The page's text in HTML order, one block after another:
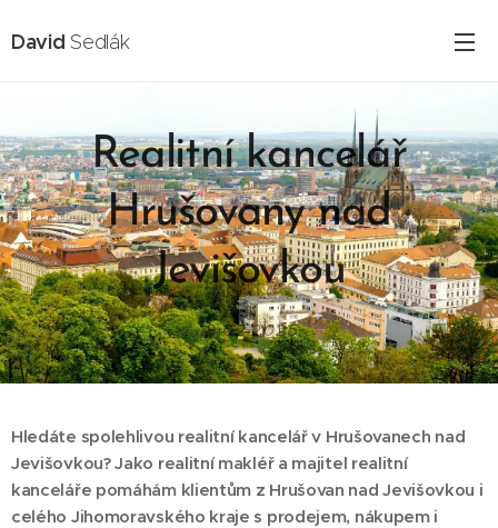
DavidSedlák
Realitní kancelář
Hrušovany nad
Jevišovkou
18.02.2025
Hledáte spolehlivou realitní kancelář v Hrušovanech nad
Jevišovkou? Jako realitní makléř a majitel realitní
kanceláře pomáhám klientům z Hrušovan nad Jevišovkou i
celého Jihomoravského kraje s prodejem, nákupem i